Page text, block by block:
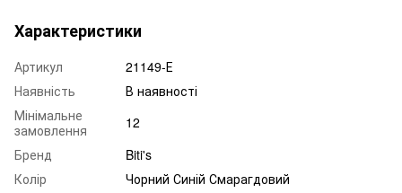
Характеристики
Артикул
21149-Е
Наявність
В наявності
Мінімальне
замовлення
12
Бренд
Biti's
Колір
Чорний Синій Смарагдовий